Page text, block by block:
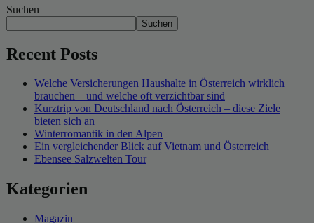
Suchen
Suchen
Recent Posts
Welche Versicherungen Haushalte in Österreich wirklich
brauchen – und welche oft verzichtbar sind
Kurztrip von Deutschland nach Österreich – diese Ziele
bieten sich an
Winterromantik in den Alpen
Ein vergleichender Blick auf Vietnam und Österreich
Ebensee Salzwelten Tour
Kategorien
Magazin